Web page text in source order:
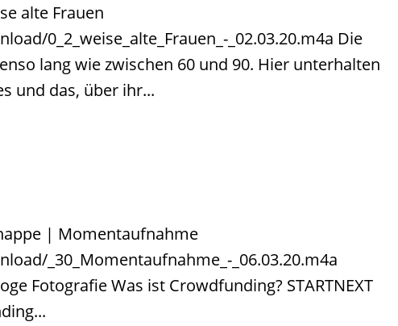
alte Frauen
0_2_weise_alte_Frauen_-_02.03.20.m4a Die
lang wie zwischen 60 und 90. Hier unterhalten
und das, über ihr...
| Momentaufnahme
_30_Momentaufnahme_-_06.03.20.m4a
Fotografie Was ist Crowdfunding? STARTNEXT